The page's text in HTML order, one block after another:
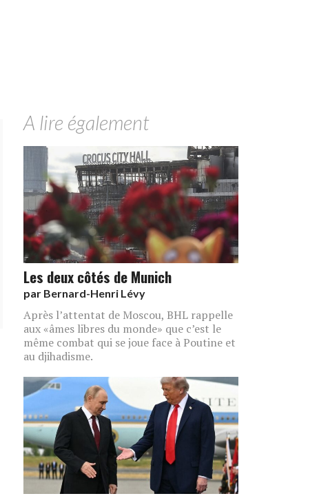
A lire également
Les deux côtés de Munich
par Bernard-Henri Lévy
Après l’attentat de Moscou, BHL rappelle
aux «âmes libres du monde» que c’est le
même combat qui se joue face à Poutine et
au djihadisme.